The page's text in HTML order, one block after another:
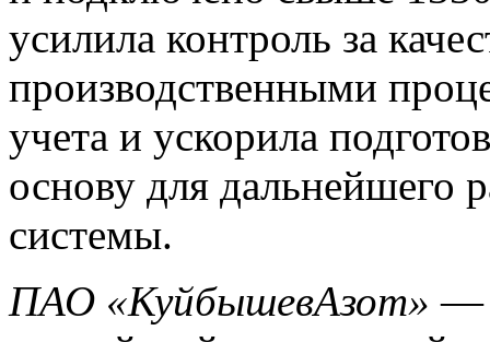
усилила контроль за
производственными
учета и ускорила
основу для дальнейшего
системы.
ПАО «КуйбышевАзот» —